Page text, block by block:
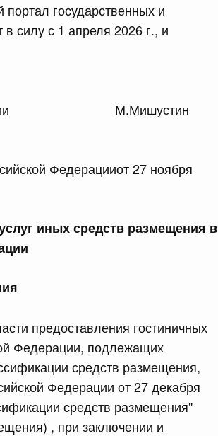
государственных и
силу с 1 апреля 2026 г., и
Федерации М.Мишустин
Федерацииот 27 ноября
иных средств размещения в
предоставления гостиничных
Федерации, подлежащих
средств размещения,
Федерации от 27 декабря
средств размещения"
, при заключении и
и
и
2021
921
2022